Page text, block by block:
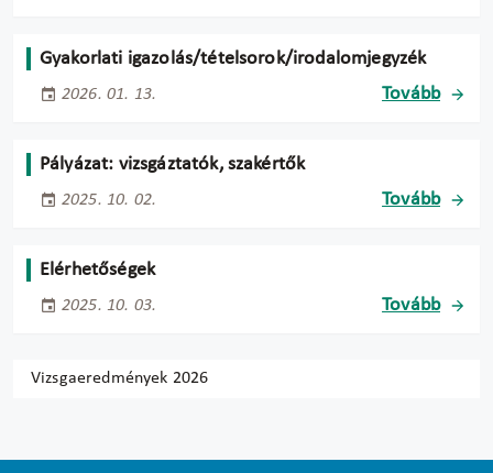
Vizsgaeredmények 2026
Gyakorlati igazolás/tételsorok/irodalomjegyzék
2026. 01. 13. Tovább
Pályázat: vizsgáztatók, szakértők
2025. 10. 02. Tovább
Elérhetőségek
2025. 10. 03. Tovább